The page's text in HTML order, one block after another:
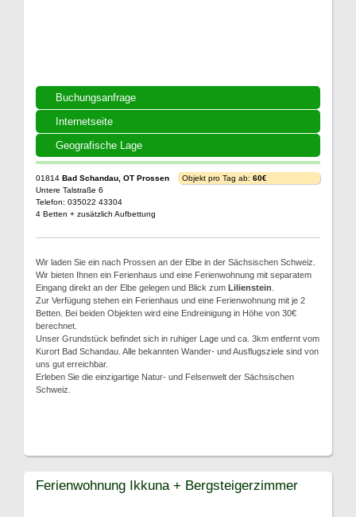
Buchungsanfrage
Internetseite
Geografische Lage
01814 Bad Schandau, OT Prossen
Untere Talstraße 6
Telefon: 035022 43304
4 Betten + zusätzlich Aufbettung
Objekt pro Tag ab: 60€
Wir laden Sie ein nach Prossen an der Elbe in der Sächsischen Schweiz.
Wir bieten Ihnen ein Ferienhaus und eine Ferienwohnung mit separatem
Eingang direkt an der Elbe gelegen und Blick zum Lilienstein
Zur Verfügung stehen ein Ferienhaus und eine Ferienwohnung mit je 2
Betten. Bei beiden Objekten wird eine Endreinigung in Höhe von 30€
berechnet.
Unser Grundstück befindet sich in ruhiger Lage und ca. 3km entfernt vom
Kurort Bad Schandau. Alle bekannten Wander- und Ausflugsziele sind von
uns gut erreichbar.
Erleben Sie die einzigartige Natur- und Felsenwelt der Sächsischen
Schweiz.
Ferienwohnung Ikkuna + Bergsteigerzimmer